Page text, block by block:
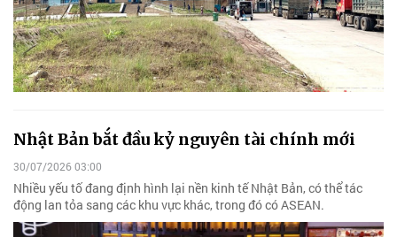
Nhật Bản bắt đầu kỷ nguyên tài chính mới
30/07/2026 03:00
Nhiều yếu tố đang định hình lại nền kinh tế Nhật Bản, có thể tác
động lan tỏa sang các khu vực khác, trong đó có ASEAN.